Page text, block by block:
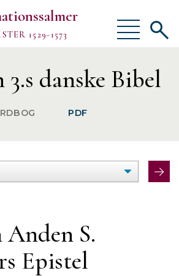
1529-1573
Vis/skjul
menu
Om
TEKSTER
MELODIER
Vis/
danske Bibel
PDF
Anden S.
Epistel